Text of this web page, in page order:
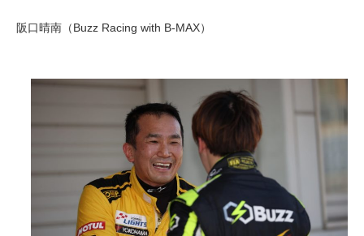
阪口晴南（Buzz Racing with B-MAX）